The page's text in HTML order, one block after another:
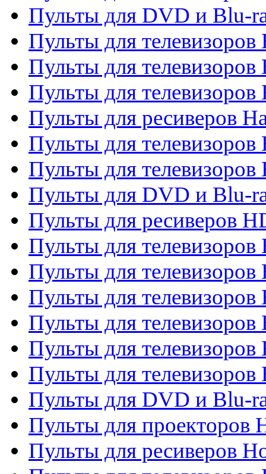
Пульты для DVD и Blu-
Пульты для телевизоров
Пульты для телевизоров
Пульты для
Пульты для ресиверов
Пульты для телевизоров
Пульты для телевизоров
Пульты для DVD и Blu-
Пульты для ресиверов
Пульты для
Пульты для телевизоров
Пульты для телевизоров
Пульты для телевизоров
Пульты для телевизоров
Пульты для телевизоров
Пульты для DVD и Blu-
Пульты для проекторов
Пульты для ресиверов